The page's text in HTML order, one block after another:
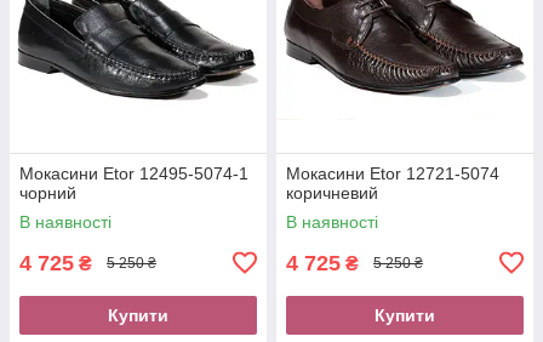
Мокасини Etor 12495-5074-1
чорний
В наявності
4 725 ₴ 5 250 ₴
Купити
Мокасини Etor 12721-5074
коричневий
В наявності
4 725 ₴ 5 250 ₴
Купити